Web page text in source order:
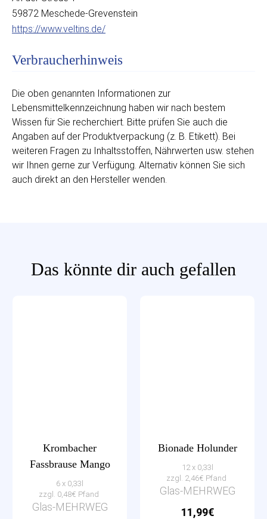
59872 Meschede-Grevenstein
https://www.veltins.de/
Verbraucherhinweis
Die oben genannten Informationen zur
Lebensmittelkennzeichnung haben wir nach bestem
Wissen für Sie recherchiert. Bitte prüfen Sie auch die
Angaben auf der Produktverpackung (z. B. Etikett). Bei
weiteren Fragen zu Inhaltsstoffen, Nährwerten usw. stehen
wir Ihnen gerne zur Verfügung. Alternativ können Sie sich
auch direkt an den Hersteller wenden.
Das könnte dir auch gefallen
Krombacher
Fassbrause Mango
6 x 0,33l
zzgl. 0,48€ Pfand
Glas-MEHRWEG
Bionade Holunder
12 x 0,33l
zzgl. 2,46€ Pfand
Glas-MEHRWEG
11,99€